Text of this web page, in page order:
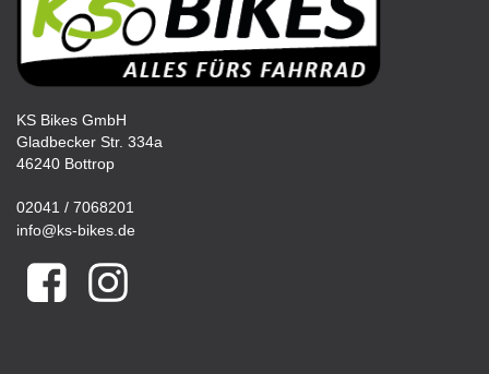
KS Bikes GmbH
Gladbecker Str. 334a
46240 Bottrop
02041 / 7068201
info@ks-bikes.de